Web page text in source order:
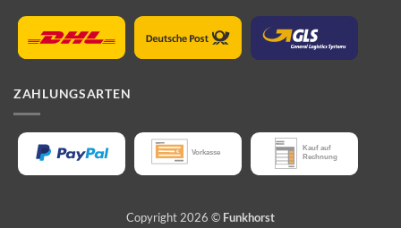
ZAHLUNGSARTEN
Copyright 2026 © Funkhorst